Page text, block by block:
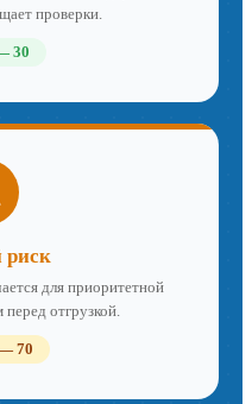
проверки.
30
риск
для приоритетной
отгрузкой.
70